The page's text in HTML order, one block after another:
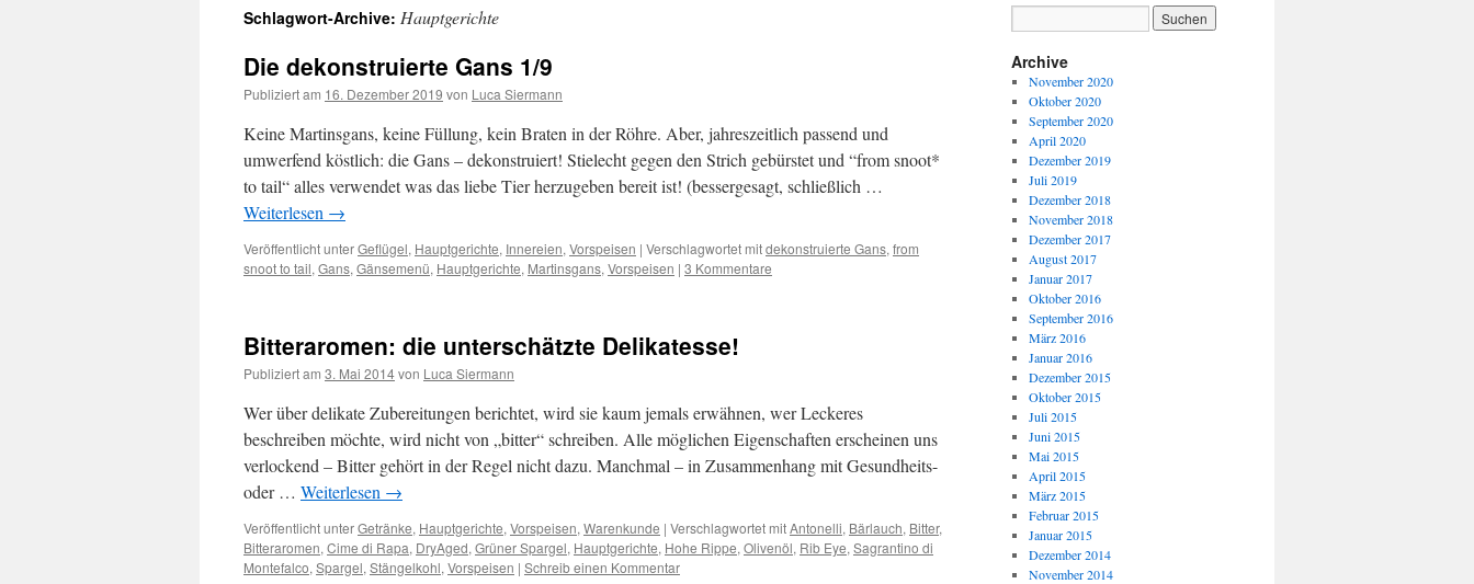
springen
Schlagwort-Archive: Hauptgerichte
Die dekonstruierte Gans 1/9
Publiziert am 16. Dezember 2019 von Luca Siermann
Keine Martinsgans, keine Füllung, kein Braten in der Röhre. Aber, jahreszeitlich passend und
umwerfend köstlich: die Gans – dekonstruiert! Stielecht gegen den Strich gebürstet und “from snoot*
to tail“ alles verwendet was das liebe Tier herzugeben bereit ist! (bessergesagt, schließlich …
Weiterlesen →
Veröffentlicht unterGeflügel, Hauptgerichte, Innereien, Vorspeisen | Verschlagwortet mitdekonstruierte Gans, from
snoot to tail, Gans, Gänsemenü, Hauptgerichte, Martinsgans, Vorspeisen | 3 Kommentare
Bitteraromen: die unterschätzte Delikatesse!
Publiziert am 3. Mai 2014von Luca Siermann
Wer über delikate Zubereitungen berichtet, wird sie kaum jemals erwähnen, wer Leckeres
beschreiben möchte, wird nicht von „bitter“ schreiben. Alle möglichen Eigenschaften erscheinen uns
verlockend – Bitter gehört in der Regel nicht dazu. Manchmal – in Zusammenhang mit Gesundheits-
oder … Weiterlesen →
Veröffentlicht unterGetränke, Hauptgerichte, Vorspeisen, Warenkunde | Verschlagwortet mitAntonelli, Bärlauch, Bitter,
Bitteraromen, Cime di Rapa, DryAged, Grüner Spargel, Hauptgerichte, Hohe Rippe, Olivenöl, Rib Eye, Sagrantino di
Montefalco, Spargel, Stängelkohl, Vorspeisen | Schreib einen Kommentar
Archive
November 2020
Oktober 2020
September 2020
April 2020
Dezember 2019
Juli 2019
Dezember 2018
November 2018
Dezember 2017
August 2017
Januar 2017
Oktober 2016
September 2016
März 2016
Januar 2016
Dezember 2015
Oktober 2015
Juli 2015
Juni 2015
Mai 2015
April 2015
März 2015
Februar 2015
Januar 2015
Dezember 2014
November 2014